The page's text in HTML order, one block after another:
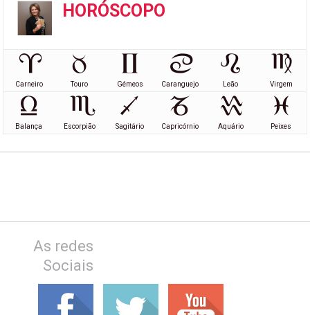
HORÓSCOPO
Carneiro Touro Gémeos Caranguejo Leão Virgem
Balança Escorpião Sagitário Capricórnio Aquário Peixes
As redes
Sociais